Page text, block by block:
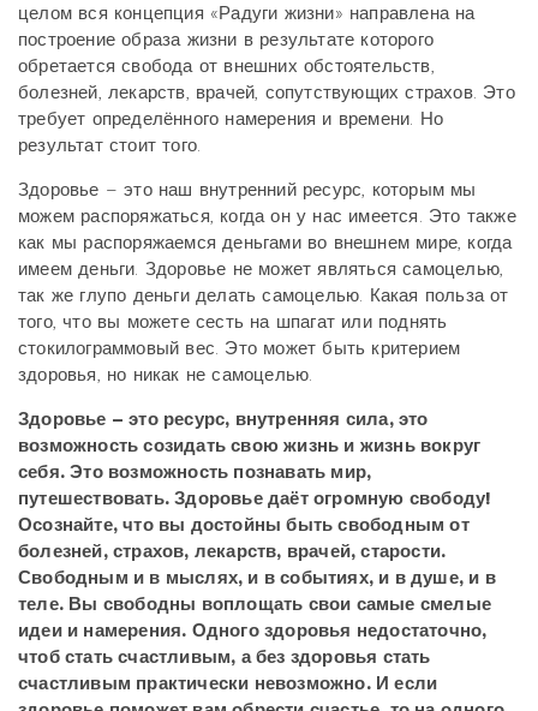
целом вся концепция «Радуги жизни» направлена на
построение образа жизни в результате которого
обретается свобода от внешних обстоятельств,
болезней, лекарств, врачей, сопутствующих страхов. Это
требует определённого намерения и времени. Но
результат стоит того.
Здоровье – это наш внутренний ресурс, которым мы
можем распоряжаться, когда он у нас имеется. Это также
как мы распоряжаемся деньгами во внешнем мире, когда
имеем деньги. Здоровье не может являться самоцелью,
так же глупо деньги делать самоцелью. Какая польза от
того, что вы можете сесть на шпагат или поднять
стокилограммовый вес. Это может быть критерием
здоровья, но никак не самоцелью.
Здоровье – это ресурс, внутренняя сила, это
возможность созидать свою жизнь и жизнь вокруг
себя. Это возможность познавать мир,
путешествовать. Здоровье даёт огромную свободу!
Осознайте, что вы достойны быть свободным от
болезней, страхов, лекарств, врачей, старости.
Свободным и в мыслях, и в событиях, и в душе, и в
теле. Вы свободны воплощать свои самые смелые
идеи и намерения. Одного здоровья недостаточно,
чтоб стать счастливым, а без здоровья стать
счастливым практически невозможно. И если